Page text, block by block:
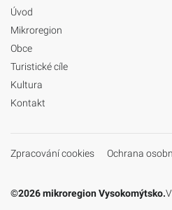
Úvod
Mikroregion
Obce
Turistické cíle
Kultura
Kontakt
Zpracování cookies Ochrana
©2026 mikroregion Vysokomýtsko.